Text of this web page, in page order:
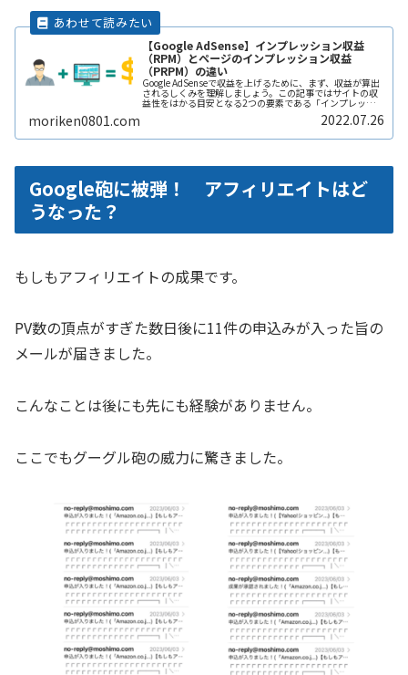
【Google AdSense】インプレッション収益
（RPM）とページのインプレッション収益
（PRPM）の違い
Google AdSenseで収益を上げるために、まず、収益が算出
されるしくみを理解しましょう。この記事ではサイトの収
益性をはかる目安となる2つの要素である「インプレッシ
ョン収益」と「ページのインプレッション収益」について
moriken0801.com 2022.07.26
Google砲に被弾！ アフィリエイトはど
うなった？
もしもアフィリエイトの成果です。
PV数の頂点がすぎた数日後に11件の申込みが入った旨の
メールが届きました。
こんなことは後にも先にも経験がありません。
ここでもグーグル砲の威力に驚きました。